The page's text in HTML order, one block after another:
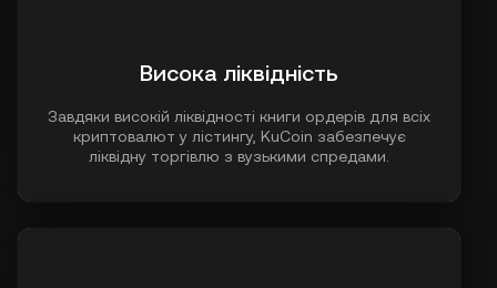
Висока ліквідність
Завдяки високій ліквідності книги ордерів для всіх
криптовалют у лістингу, KuCoin забезпечує
ліквідну торгівлю з вузькими спредами.